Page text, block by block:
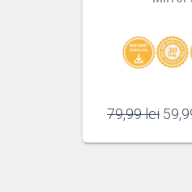
79,99lei
a